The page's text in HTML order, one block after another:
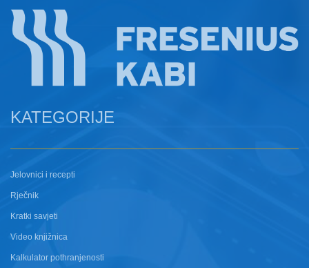
KATEGORIJE
Jelovnici i recepti
Rječnik
Kratki savjeti
Video knjižnica
Kalkulator pothranjenosti